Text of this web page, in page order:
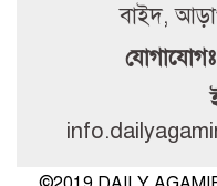
বাইদ,
যোগাযোগঃ